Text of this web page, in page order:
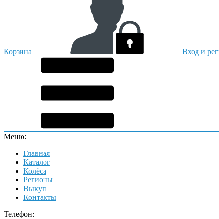
Корзина Вход и
Меню:
Главная
Каталог
Колёса
Регионы
Выкуп
Контакты
Телефон: